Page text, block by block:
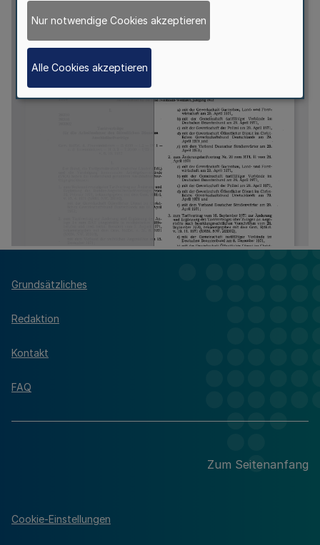
Grundsätzliches
Redaktion
Kontakt
FAQ
Zum Seitenanfang
Cookie-Einstellungen
Nur notwendige Cookies akzeptieren
Alle Cookies akzeptieren